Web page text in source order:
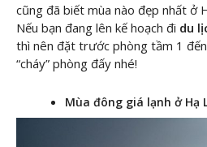
cũng đã biết mùa nào đẹp nhất ở
Nếu bạn đang lên kế hoạch đi du
thì nên đặt trước phòng tầm 1
“cháy” phòng đấy nhé!
Mùa đông giá lạnh ở Hạ